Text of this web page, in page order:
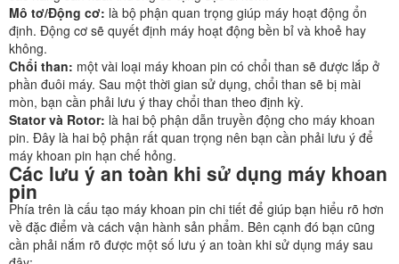
Mô tơ/Động cơ: là bộ phận quan trọng giúp máy hoạt động ổn
định. Động cơ sẽ quyết định máy hoạt động bền bỉ và khoẻ hay
không.
Chổi than: một vài loại máy khoan pin có chổi than sẽ được lắp ở
phần đuôi máy. Sau một thời gian sử dụng, chổi than sẽ bị mài
mòn, bạn cần phải lưu ý thay chổi than theo định kỳ.
Stator và Rotor: là hai bộ phận dẫn truyền động cho máy khoan
pin. Đây là hai bộ phận rất quan trọng nên bạn cần phải lưu ý để
máy khoan pin hạn chế hỏng.
Các lưu ý an toàn khi sử dụng máy khoan
pin
Phía trên là cấu tạo máy khoan pin chi tiết để giúp bạn hiểu rõ hơn
về đặc điểm và cách vận hành sản phẩm. Bên cạnh đó bạn cũng
cần phải nắm rõ được một số lưu ý an toàn khi sử dụng máy sau